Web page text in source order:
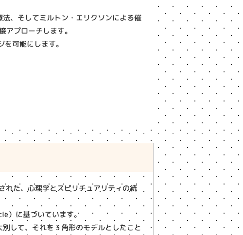
、そしてミルトン・エリクソンによる催
プローチします。
可能にします。
れた、心理学とスピリチュアリティの統
）に基づいています。
して、それを３角形のモデルとしたこと